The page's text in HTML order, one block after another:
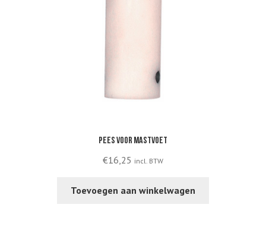
Pees voor mastvoet
€16,25 incl. BTW
Toevoegen aan winkelwagen